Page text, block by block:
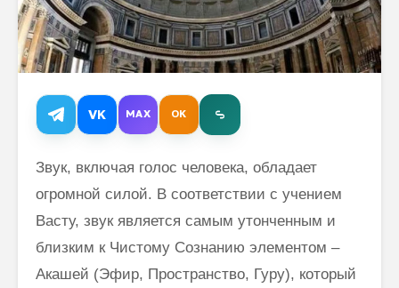
VK MAX OK
Звук, включая голос человека, обладает
огромной силой. В соответствии с учением
Васту, звук является самым утонченным и
близким к Чистому Сознанию элементом –
Акашей (Эфир, Пространство, Гуру), который
Джерри Сайнфeлд:
“Трансцендентальная
Медитация –
зарядное устройство
Майкл Уэйнрайт:
Трансцендентальная
натуральное
средство от
смерть:
с
Скво-